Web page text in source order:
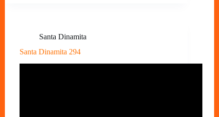
Santa Dinamita
Santa Dinamita 294